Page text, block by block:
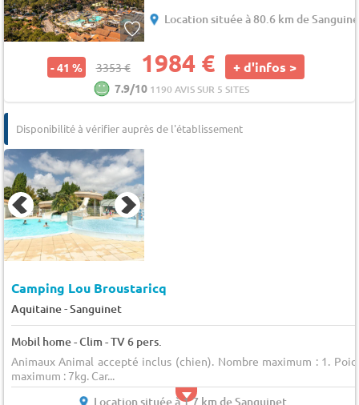
Location située à 80.6 km de
- 41 % 3353 € 1984 € + d'infos >
7.9/10 1190 AVIS SUR 5 SITES
Disponibilité à vérifier auprès de l'établissement
Camping Lou Broustaricq
Aquitaine-Sanguinet
Mobil home - Clim - TV 6 pers.
Animaux Animal accepté inclus (chien). Nombre maximum : 1.
maximum : 7kg. Car...
Location située à 1.7 km de Sanguinet